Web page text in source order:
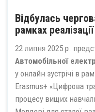
Відбулась
рамках
22 липня 2025 р.
Автомобільної
у онлайн зустрічі в
Erasmus+ «Цифрова
процесу вищих